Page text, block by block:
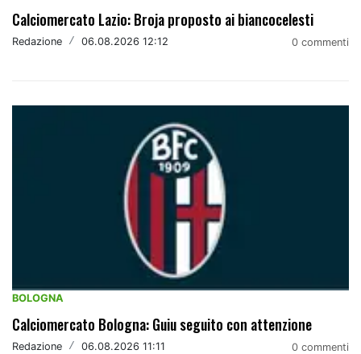
Calciomercato Lazio: Broja proposto ai biancocelesti
Redazione / 06.08.2026 12:12 0 commenti
BOLOGNA
Calciomercato Bologna: Guiu seguito con attenzione
Redazione / 06.08.2026 11:11 0 commenti